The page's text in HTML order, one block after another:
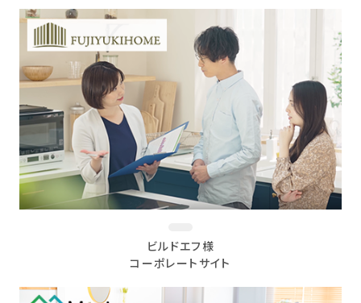
ビルドエフ様
コーポレートサイト